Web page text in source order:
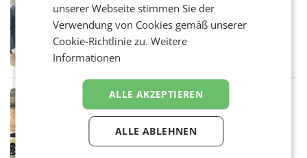
Alles bereit für den Wechsel: Jürgen
Albrecht setzt ab 1.1.2027 auf Adeg
WIENER NEUDORF. – Die geplante
Zusammenarbeit zwischen Adeg und dem
Vorarlberger Kaufmann Jürgen Albrecht ist
Bundeswettbewerbsbehörde und der
Bundeskartellanwalt
MOBILITY BUSINESS
Rekordergebnis im Juli: Leapmotor
verdoppelt Auslieferungen und
überschreitet die 100.000er-Marke
– Im Juli 2026 erreichte Leapmotor einen
unserer Webseite stimmen Sie der
Verwendung von Cookies gemäß unserer
Cookie-Richtlinie zu.Weitere
Informationen
ALLE AKZEPTIEREN
ALLE ABLEHNEN